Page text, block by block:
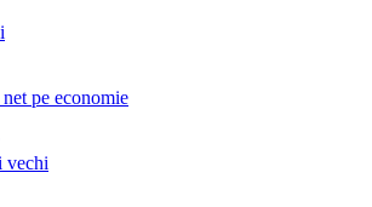
pe economie
vechi